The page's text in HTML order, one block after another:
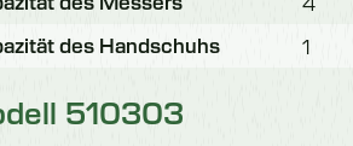
des Handschuhs 1
510303